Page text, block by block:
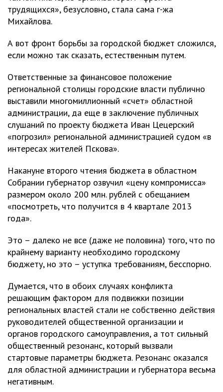
трудящихся», безусловно, стала сама г-жа
Михайлова.
А вот фронт борьбы за городской бюджет сложился,
если можно так сказать, естественным путем.
Ответственные за финансовое положение
региональной столицы городские власти публично
выставили многомиллионный «счет» областной
администрации, да еще в заключение публичных
слушаний по проекту бюджета Иван Цецерский
«погрозил» региональной администрацией судом «в
интересах жителей Пскова».
Накануне второго чтения бюджета в областном
Собрании губернатор озвучил «цену компромисса»
размером около 200 млн. рублей с обещанием
«посмотреть, что получится в 4 квартале 2013
года».
Это – далеко не все (даже не половина) того, что по
крайнему варианту необходимо городскому
бюджету, но это – уступка требованиям, бесспорно.
Думается, что в обоих случаях конфликта
решающим фактором для подвижки позиции
региональных властей стали не собственно действия
руководителей общественной организации и
органов городского самоуправления, а тот сильный
общественный резонанс, который вызвали
стартовые параметры бюджета. Резонанс оказался
для областной администрации и губернатора весьма
негативным.